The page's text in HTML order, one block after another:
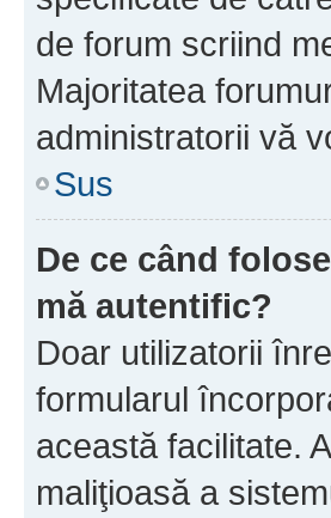
de forum scriind
Majoritatea
administratorii vă
Sus
De ce când
mă autentific?
Doar utilizatorii
formularul
această facilitate.
maliţioasă a